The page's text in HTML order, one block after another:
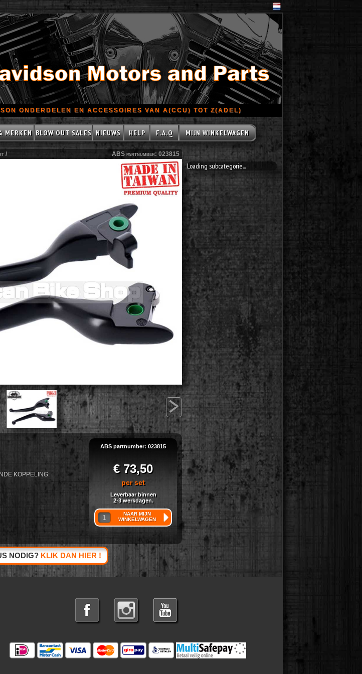
ONDERDELEN EN ACCESSOIRES VAN A(CCU) TOT Z(ADEL)
MERKEN BLOW OUT SALES NIEUWS HELP F.A.Q MIJN WINKELWAGEN
/ ABS partnumber: 023815
>
KOPPELING:
ABS partnumber: 023815
€ 73,50
per set
Leverbaar binnen
2-3 werkdagen.
NAAR MIJN
WINKELWAGEN
NODIG? KLIK DAN HIER !
Loading subcategorie...